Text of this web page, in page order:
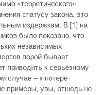
«теоретического»
статусу закона, это
издержкам. В [1] на
было показано, что
независимых
порой бывает
приводить к серьезному
случае – к потере
примеры, увы, отнюдь не